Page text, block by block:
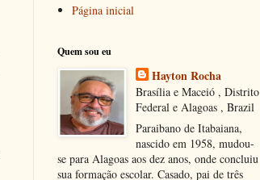
Página inicial
Quem sou eu
Hayton Rocha
Brasília e Maceió , Distrito
Federal e Alagoas , Brazil
Paraibano de Itabaiana,
nascido em 1958, mudou-
se para Alagoas aos dez anos, onde concluiu
sua formação escolar. Casado, pai de três